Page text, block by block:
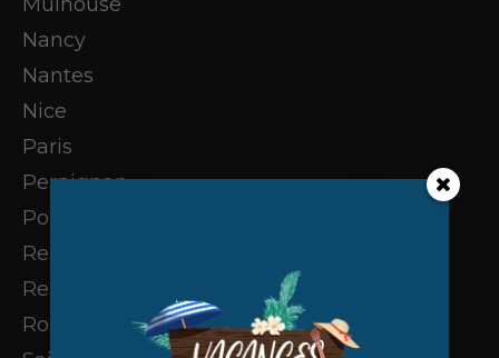
Nancy
Nantes
Nice
Paris
Perpignan
Poitiers
Reims
Rennes
Rouen